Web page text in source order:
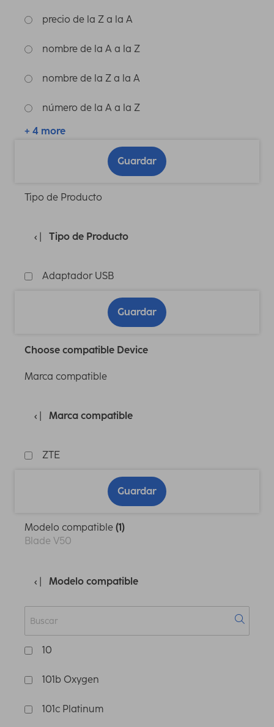
precio de la Z a la A
nombre de la A a la Z
nombre de la Z a la A
número de la A a la Z
+ 4 more
Guardar
Tipo de Producto
Tipo de Producto
Adaptador USB
Guardar
Choose compatible Device
Marca compatible
Marca compatible
ZTE
Guardar
Modelo compatible (1)
Blade V50
Modelo compatible
10
101b Oxygen
101c Platinum